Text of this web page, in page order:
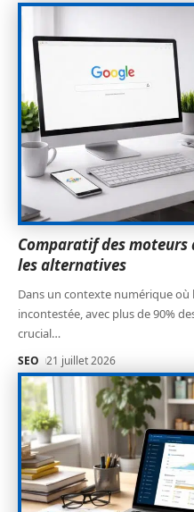
Comparatif des moteurs
les alternatives
Dans un contexte numérique
incontestée, avec plus de 90%
crucial…
SEO 21 juillet 2026